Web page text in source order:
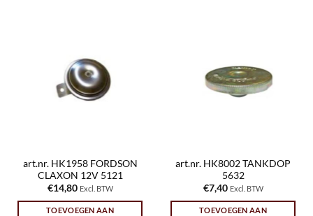
art.nr. HK1958 FORDSON
CLAXON 12V 5121
€14,80 Excl. BTW
TOEVOEGEN AAN
art.nr. HK8002 TANKDOP
5632
€7,40 Excl. BTW
TOEVOEGEN AAN